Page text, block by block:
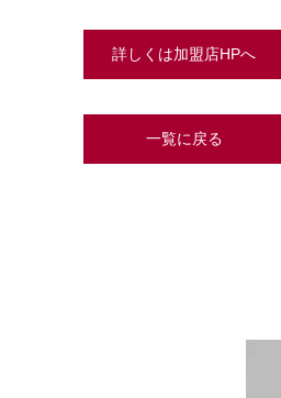
詳しくは加盟店HPへ
一覧に戻る